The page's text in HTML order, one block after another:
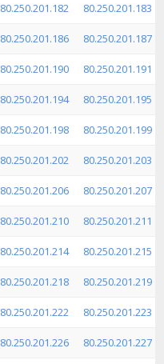
80.250.201.182 80.250.201.183
80.250.201.186 80.250.201.187
80.250.201.190 80.250.201.191
80.250.201.194 80.250.201.195
80.250.201.198 80.250.201.199
80.250.201.202 80.250.201.203
80.250.201.206 80.250.201.207
80.250.201.210 80.250.201.211
80.250.201.214 80.250.201.215
80.250.201.218 80.250.201.219
80.250.201.222 80.250.201.223
80.250.201.226 80.250.201.227